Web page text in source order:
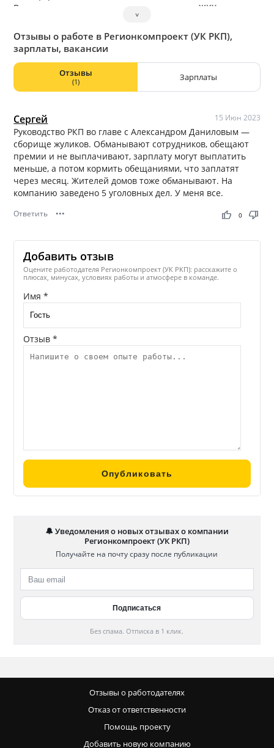
В наших планах модернизировать отрасль ЖКХ и создать
для жителей самый лучший сервис по уходу за жилой
средой. Чтобы сделать это, мы формируем команду из
профессионалов!
˅
Отзывы о работе в Регионкомпроект (УК РКП),
зарплаты, вакансии
Отзывы
(1) Зарплаты
Сергей 15 Июн 2023
Руководство РКП во главе с Александром Даниловым —
сборище жуликов. Обманывают сотрудников, обещают
премии и не выплачивают, зарплату могут выплатить
меньше, а потом кормить обещаниями, что заплатят
через месяц. Жителей домов тоже обманывают. На
компанию заведено 5 уголовных дел. У меня все.
Ответить ••• thumb_up thumb_down
0
Добавить отзыв
Оцените работодателя Регионкомпроект (УК РКП): расскажите о
плюсах, минусах, условиях работы и атмосфере в команде.
Имя *
Отзыв *
🔔 Уведомления о новых отзывах о компании
Регионкомпроект (УК РКП)
Получайте на почту сразу после публикации
Без спама. Отписка в 1 клик.
Отзывы о работодателях
Отказ от ответственности
Помощь проекту
Добавить новую компанию